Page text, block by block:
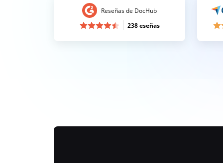
Reseñas de DocHub
238 eseñas